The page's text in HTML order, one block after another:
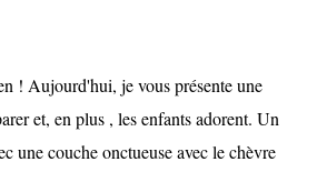
! Aujourd'hui, je vous présente une
et, en plus , les enfants adorent. Un
une couche onctueuse avec le chèvre